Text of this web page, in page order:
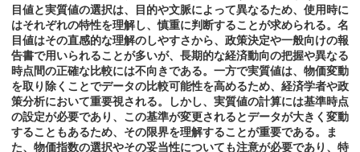
目値と実質値の選択は、目的や文脈によって異なるため、使用時に
はそれぞれの特性を理解し、慎重に判断することが求められる。名
目値はその直感的な理解のしやすさから、政策決定や一般向けの報
告書で用いられることが多いが、長期的な経済動向の把握や異なる
時点間の正確な比較には不向きである。一方で実質値は、物価変動
を取り除くことでデータの比較可能性を高めるため、経済学者や政
策分析において重要視される。しかし、実質値の計算には基準時点
の設定が必要であり、この基準が変更されるとデータが大きく変動
することもあるため、その限界を理解することが重要である。ま
た、物価指数の選択やその妥当性についても注意が必要であり、特